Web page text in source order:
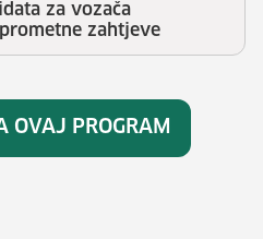
za vozača
zahtjeve
OVAJ PROGRAM